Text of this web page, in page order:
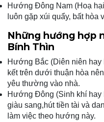
Hướng Đông Nam (Hoạ
luôn gặp xúi quẩy, bất hòa
Những hướng hợp
Bính Thìn
Hướng Bắc (Diên niên
kết trên dưới thuận hòa
yêu thường vào nhà.
Hướng Đông (Sinh khí hay
giàu sang,hút tiền tài và
làm việc theo hướng này.